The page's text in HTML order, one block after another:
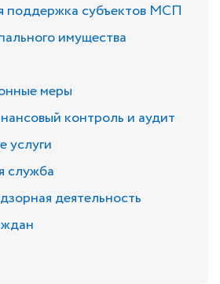
поддержка субъектов МСП
имущества
меры
контроль и аудит
услуги
служба
деятельность